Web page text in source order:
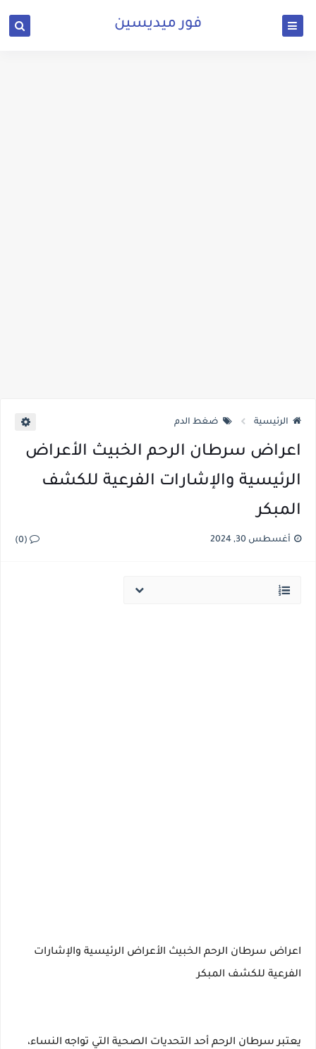
فور ميديسين
الرئيسية ضغط الدم
اعراض سرطان الرحم الخبيث الأعراض
الرئيسية والإشارات الفرعية للكشف
المبكر
أغسطس 30, 2024 (0)
اعراض سرطان الرحم الخبيث الأعراض الرئيسية والإشارات
الفرعية للكشف المبكر
يعتبر سرطان الرحم أحد التحديات الصحية التي تواجه النساء،